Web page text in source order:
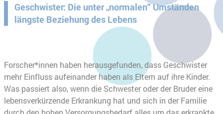
Geschwister: Die unter „normalen“ Umständen
längste Beziehung des Lebens
Forscher*innen haben herausgefunden, dass Geschwister
mehr Einfluss aufeinander haben als Eltern auf ihre Kinder.
Was passiert also, wenn die Schwester oder der Bruder eine
lebensverkürzende Erkrankung hat und sich in der Familie